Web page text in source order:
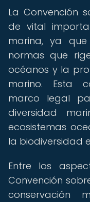
La Convención
de vital
marina, ya
normas que
océanos y la
marino. Esta
marco legal
diversidad
ecosistemas
la biodiversidad
Entre los
Convención
conservación